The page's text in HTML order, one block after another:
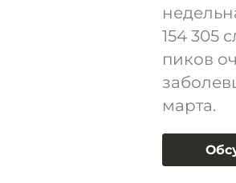
154 305
пиков
марта.